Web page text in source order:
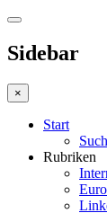
Sidebar
×
Start
Rubriken